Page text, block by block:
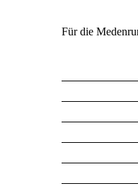
Für die